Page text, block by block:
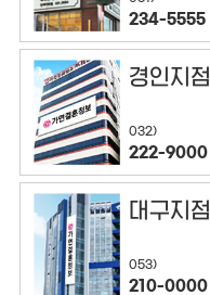
234-5555
경인지점
032)
222-9000
대구지점
053)
210-0000